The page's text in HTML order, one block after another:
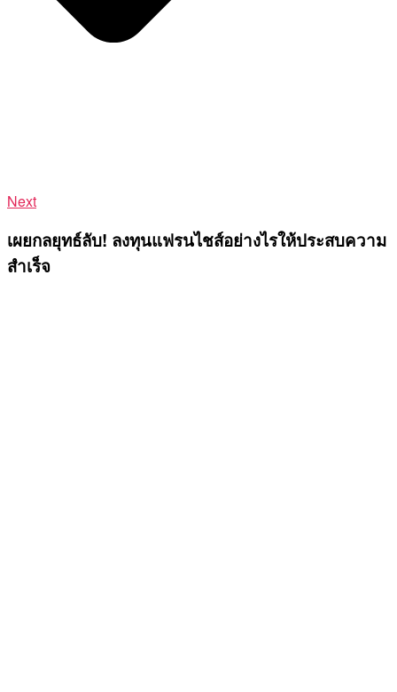
Next
เผยกลยุทธ์ลับ! ลงทุนแฟรนไชส์อย่างไรให้ประสบความ
สำเร็จ